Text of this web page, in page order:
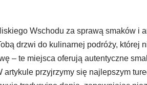
Wschodu za sprawą smaków i
drzwi do kulinarnej podróży, której
– te miejsca oferują autentyczne
przyjrzymy się najlepszym